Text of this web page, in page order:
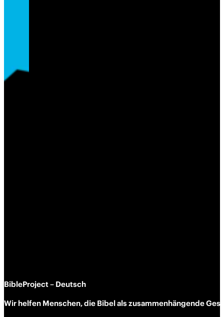
BibleProject – Deutsch
Wir helfen Menschen, die Bibel als zusammen­hängende